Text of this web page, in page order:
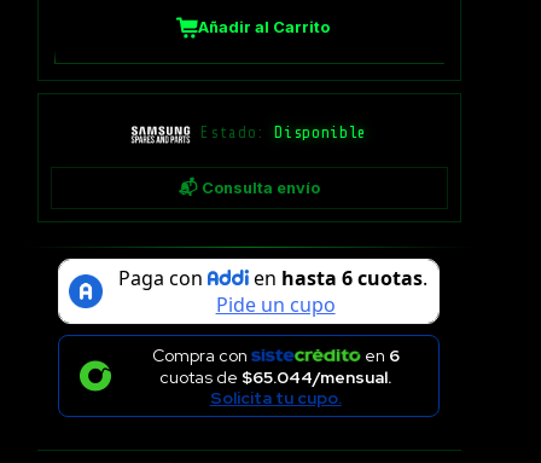
Añadir al Carrito
Estado: Disponible
📬 Consulta envío
Compra con en 6
cuotas de $65.044/mensual.
Solicita tu cupo.